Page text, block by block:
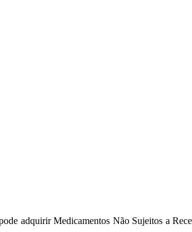
adquirir Medicamentos Não Sujeitos a